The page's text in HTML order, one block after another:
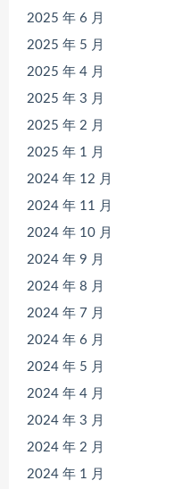
2025 年 6 月
2025 年 5 月
2025 年 4 月
2025 年 3 月
2025 年 2 月
2025 年 1 月
2024 年 12 月
2024 年 11 月
2024 年 10 月
2024 年 9 月
2024 年 8 月
2024 年 7 月
2024 年 6 月
2024 年 5 月
2024 年 4 月
2024 年 3 月
2024 年 2 月
2024 年 1 月